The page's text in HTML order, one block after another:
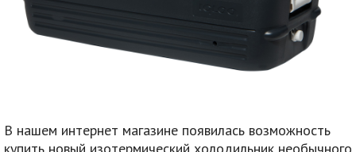
В нашем интернет магазине появилась возможность